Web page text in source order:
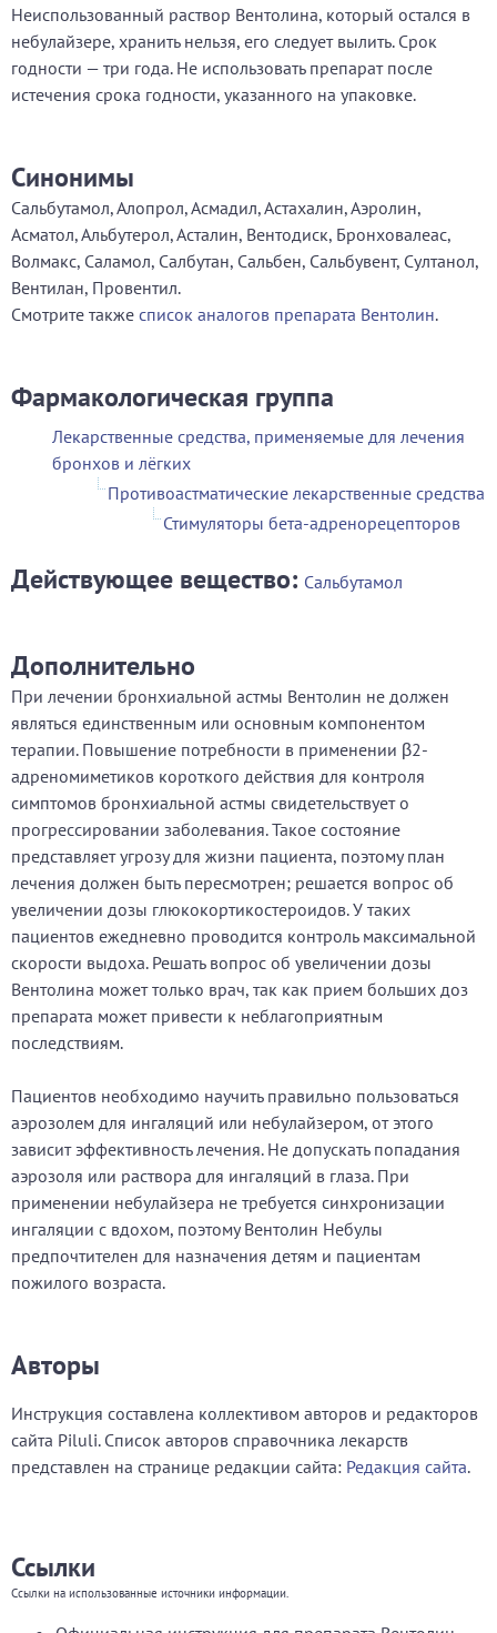
Неиспользованный раствор Вентолина, который остался в
небулайзере, хранить нельзя, его следует вылить. Срок
годности — три года. Не использовать препарат после
истечения срока годности, указанного на упаковке.
Синонимы
Сальбутамол, Алопрол, Асмадил, Астахалин, Аэролин,
Асматол, Альбутерол, Асталин, Вентодиск, Бронховалеас,
Волмакс, Саламол, Салбутан, Сальбен, Сальбувент, Султанол,
Вентилан, Провентил.
Смотрите также список аналогов препарата Вентолин.
Фармакологическая группа
Лекарственные средства, применяемые для лечения
бронхов и лёгких
Противоастматические лекарственные средства
Стимуляторы бета-адренорецепторов
Действующее вещество: Сальбутамол
Дополнительно
При лечении бронхиальной астмы Вентолин не должен
являться единственным или основным компонентом
терапии. Повышение потребности в применении β2-
адреномиметиков короткого действия для контроля
симптомов бронхиальной астмы свидетельствует о
прогрессировании заболевания. Такое состояние
представляет угрозу для жизни пациента, поэтому план
лечения должен быть пересмотрен; решается вопрос об
увеличении дозы глюкокортикостероидов. У таких
пациентов ежедневно проводится контроль максимальной
скорости выдоха. Решать вопрос об увеличении дозы
Вентолина может только врач, так как прием больших доз
препарата может привести к неблагоприятным
последствиям.
Пациентов необходимо научить правильно пользоваться
аэрозолем для ингаляций или небулайзером, от этого
зависит эффективность лечения. Не допускать попадания
аэрозоля или раствора для ингаляций в глаза. При
применении небулайзера не требуется синхронизации
ингаляции с вдохом, поэтому Вентолин Небулы
предпочтителен для назначения детям и пациентам
пожилого возраста.
Авторы
Инструкция составлена коллективом авторов и редакторов
сайта Piluli. Список авторов справочника лекарств
представлен на странице редакции сайта: Редакция сайта.
Ссылки
Ссылки на использованные источники информации.